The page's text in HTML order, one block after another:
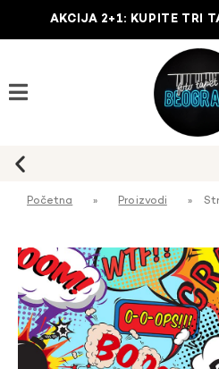
AKCIJA 2+1: KUPITE TRI
Početna » Proizvodi »